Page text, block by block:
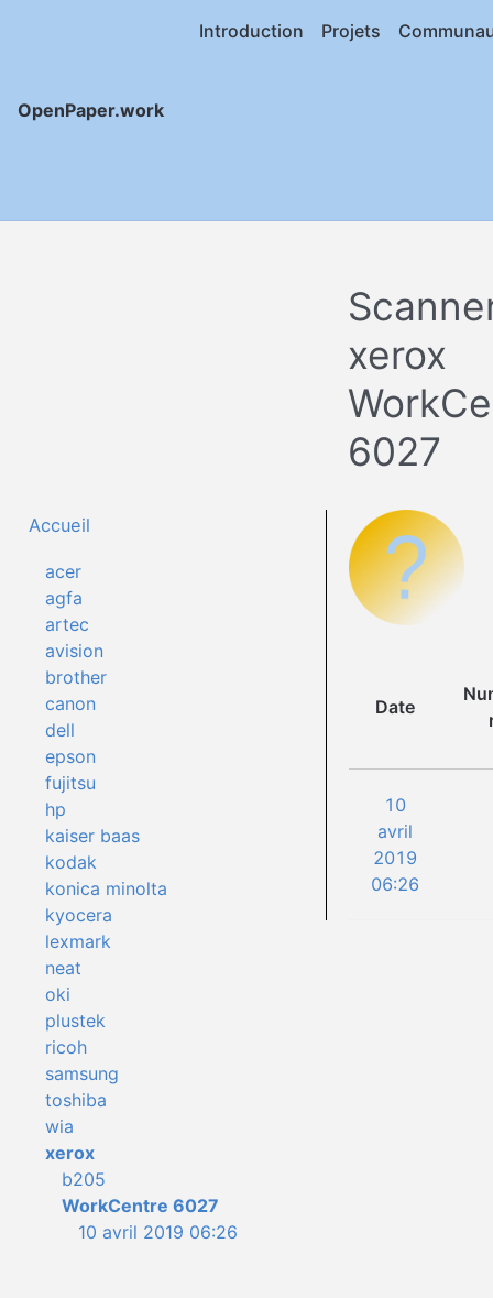
OpenPaper.work
Introduction Projets
xerox
6027
Accueil
acer
agfa
artec
avision
brother
canon
dell
epson
fujitsu
hp
kaiser baas
kodak
konica minolta
kyocera
lexmark
neat
oki
plustek
ricoh
samsung
toshiba
wia
xerox
b205
WorkCentre 6027
10 avril 2019 06:26
Date
10
avril
2019
06:26